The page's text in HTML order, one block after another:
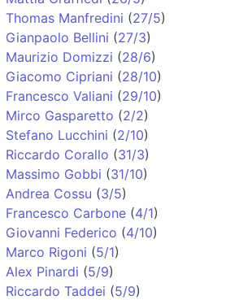
Thomas Manfredini (27/5)
Gianpaolo Bellini (27/3)
Maurizio Domizzi (28/6)
Giacomo Cipriani (28/10)
Francesco Valiani (29/10)
Mirco Gasparetto (2/2)
Stefano Lucchini (2/10)
Riccardo Corallo (31/3)
Massimo Gobbi (31/10)
Andrea Cossu (3/5)
Francesco Carbone (4/1)
Giovanni Federico (4/10)
Marco Rigoni (5/1)
Alex Pinardi (5/9)
Riccardo Taddei (5/9)